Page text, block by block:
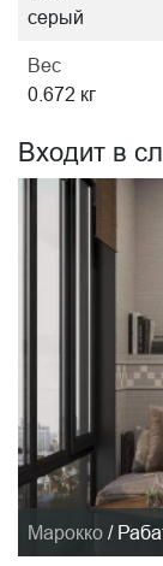
серый
Вес
0.672 кг
Входит в
Марокко /